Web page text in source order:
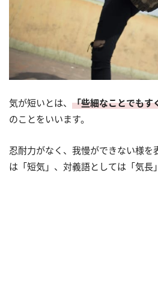
気が短いとは、 「些細なことでもす
のことをいいます。
忍耐力がなく、我慢ができない様を
は「短気」、対義語としては「気長